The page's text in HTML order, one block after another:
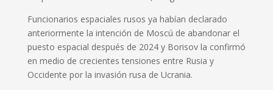
Funcionarios espaciales rusos ya habían declarado
anteriormente la intención de Moscú de abandonar el
puesto espacial después de 2024 y Borisov la confirmó
en medio de crecientes tensiones entre Rusia y
Occidente por la invasión rusa de Ucrania.